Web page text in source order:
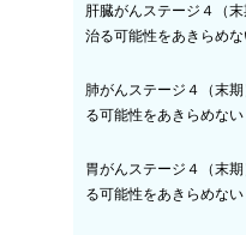
肝臓がんステージ４（
治る可能性をあきらめ
肺がんステージ４（末
る可能性をあきらめない
胃がんステージ４（末
る可能性をあきらめない